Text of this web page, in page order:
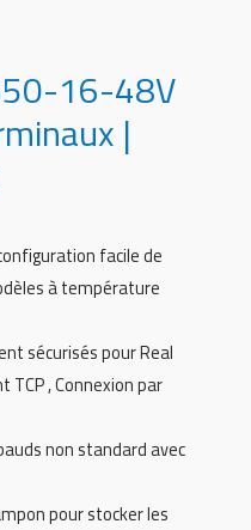
16-48V
|
facile de
à température
sécurisés pour Real
TCP , Connexion par
non standard avec
pour stocker les